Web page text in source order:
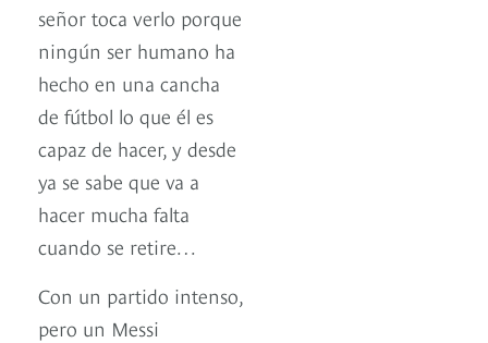
señor toca verlo porque
ningún ser humano ha
hecho en una cancha
de fútbol lo que él es
capaz de hacer, y desde
ya se sabe que va a
hacer mucha falta
cuando se retire…
Con un partido intenso,
pero un Messi